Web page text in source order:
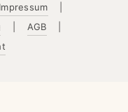
Impressum
AGB